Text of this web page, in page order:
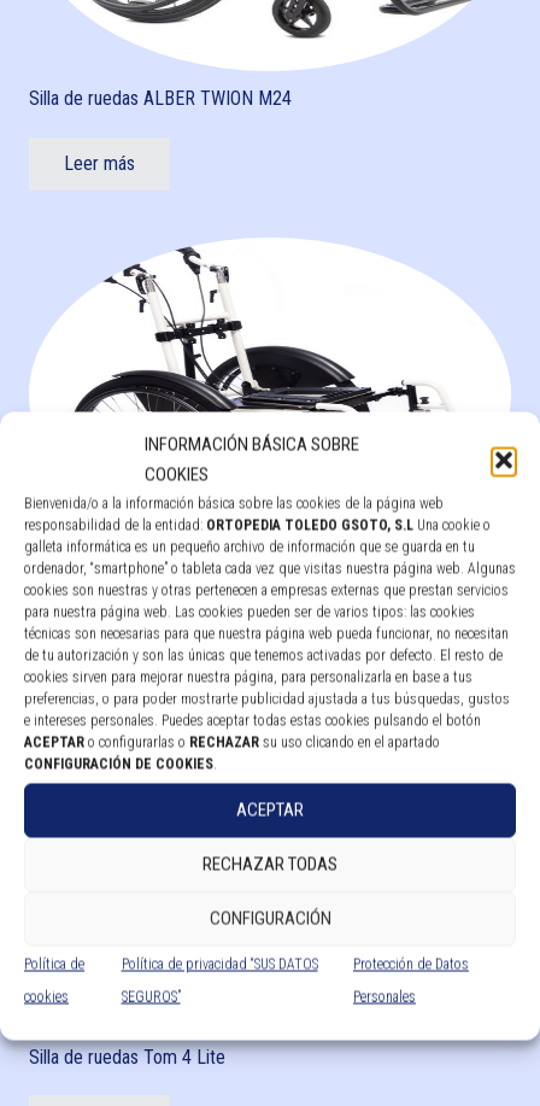
INFORMACIÓN BÁSICA SOBRE
COOKIES
Bienvenida/o a la información básica sobre las cookies de la página web
responsabilidad de la entidad: ORTOPEDIA TOLEDO GSOTO, S.L Una cookie o
galleta informática es un pequeño archivo de información que se guarda en tu
ordenador, “smartphone” o tableta cada vez que visitas nuestra página web. Algunas
cookies son nuestras y otras pertenecen a empresas externas que prestan servicios
para nuestra página web. Las cookies pueden ser de varios tipos: las cookies
técnicas son necesarias para que nuestra página web pueda funcionar, no necesitan
de tu autorización y son las únicas que tenemos activadas por defecto. El resto de
cookies sirven para mejorar nuestra página, para personalizarla en base a tus
preferencias, o para poder mostrarte publicidad ajustada a tus búsquedas, gustos
e intereses personales. Puedes aceptar todas estas cookies pulsando el botón
ACEPTAR o configurarlas o RECHAZAR su uso clicando en el apartado
CONFIGURACIÓN DE COOKIES.
ACEPTAR
RECHAZAR TODAS
CONFIGURACIÓN
Política de
cookies
Política de privacidad “SUS DATOS
SEGUROS”
Protección de Datos
Personales
Silla de ruedas ALBER TWION M24
Leer más
Silla de ruedas Freddy
Leer más
Silla de ruedas Tom 4 Lite